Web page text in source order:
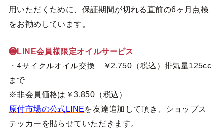
用いただくために、保証期間が切れる直前の6ヶ月点検
をお勧めしています。
❷LINE会員様限定オイルサービス
・4サイクルオイル交換 ￥2,750（税込）排気量125cc
まで
※非会員価格は￥3,850（税込）
原付市場の公式LINEを友達追加して頂き、ショップス
テッカーを貼らせていただきます。